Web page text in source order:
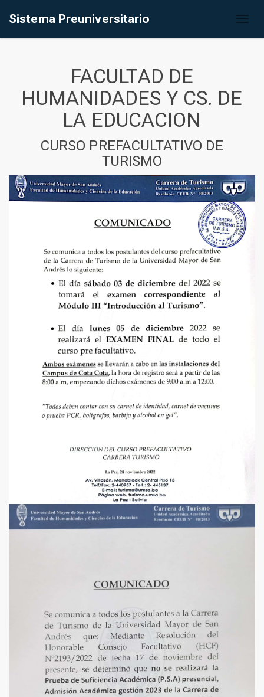
Sistema Preuniversitario
FACULTAD DE
HUMANIDADES Y CS. DE
LA EDUCACION
CURSO PREFACULTATIVO DE
TURISMO